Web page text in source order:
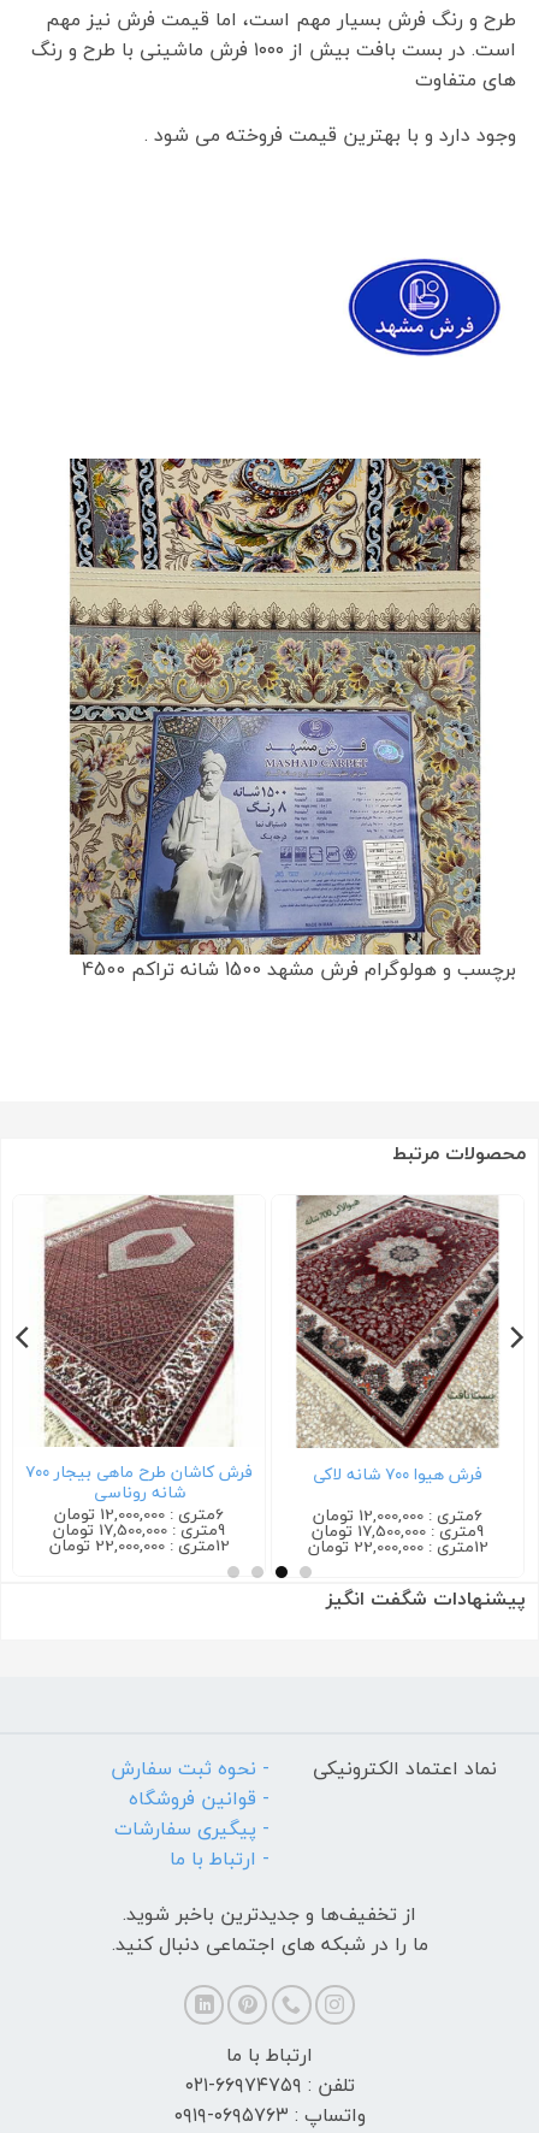
طرح و رنگ فرش بسیار مهم است، اما قیمت فرش نیز مهم
است. در بست بافت بیش از ۱۰۰۰ فرش ماشینی با طرح و رنگ
های متفاوت
وجود دارد و با بهترین قیمت فروخته می شود .
برچسب و هولوگرام فرش مشهد 1500 شانه تراکم 4500
محصولات مرتبط
فرش هیوا ۷۰۰ شانه لاکی
6متری : 12,000,000 تومان
9متری : 17,500,000 تومان
12متری : 22,000,000 تومان
فرش کاشان طرح ماهی بیجار ۷۰۰
شانه روناسی
6متری : 12,000,000 تومان
9متری : 17,500,000 تومان
12متری : 22,000,000 تومان
پیشنهادات شگفت انگیز
نماد اعتماد الکترونیکی
- نحوه ثبت سفارش
- قوانین فروشگاه
- پیگیری سفارشات
- ارتباط با ما
از تخفیف‌ها و جدیدترین‌ باخبر شوید.
ما را در شبکه های اجتماعی دنبال کنید.
ارتباط با ما
تلفن : ۶۶۹۷۴۷۵۹-۰۲۱
واتساپ : ۰۶۹۵۷۶۳-۰۹۱۹